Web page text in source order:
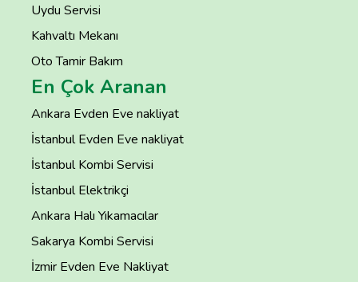
Uydu Servisi
Kahvaltı Mekanı
Oto Tamir Bakım
En Çok Aranan
Ankara Evden Eve nakliyat
İstanbul Evden Eve nakliyat
İstanbul Kombi Servisi
İstanbul Elektrikçi
Ankara Halı Yıkamacılar
Sakarya Kombi Servisi
İzmir Evden Eve Nakliyat